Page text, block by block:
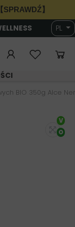
】
PL
BIO 350g Alce
V
O